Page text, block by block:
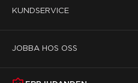
KUNDSERVICE
JOBBA HOS OSS